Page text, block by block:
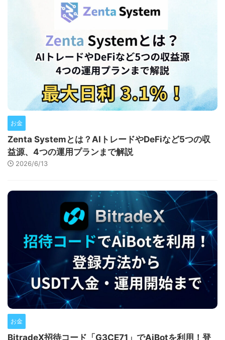
お金
Zenta Systemとは？AIトレードやDeFiなど5つの収
益源、4つの運用プランまで解説
2026/6/13
お金
BitradeX招待コード「G3CE71」でAiBotを利用！登